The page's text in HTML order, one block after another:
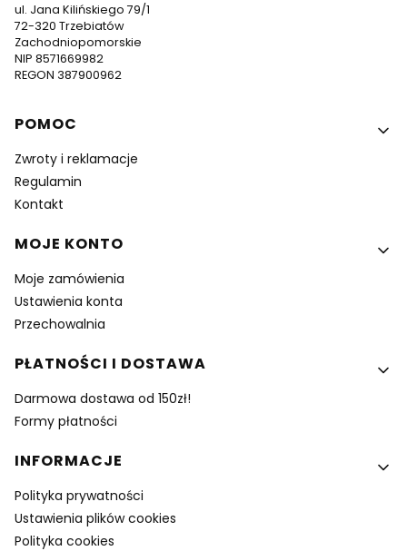
ul. Jana Kilińskiego 79/1
72-320 Trzebiatów
Zachodniopomorskie
NIP 8571669982
REGON 387900962
Linki w stopce
POMOC
Zwroty i reklamacje
Regulamin
Kontakt
MOJE KONTO
Moje zamówienia
Ustawienia konta
Przechowalnia
PŁATNOŚCI I DOSTAWA
Darmowa dostawa od 150zł!
Formy płatności
INFORMACJE
Polityka prywatności
Ustawienia plików cookies
Polityka cookies